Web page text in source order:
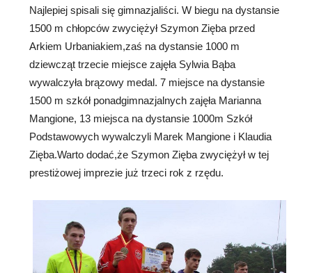
Najlepiej spisali się gimnazjaliści. W biegu na dystansie
1500 m chłopców zwyciężył Szymon Zięba przed
Arkiem Urbaniakiem,zaś na dystansie 1000 m
dziewcząt trzecie miejsce zajęła Sylwia Bąba
wywalczyła brązowy medal. 7 miejsce na dystansie
1500 m szkół ponadgimnazjalnych zajęła Marianna
Mangione, 13 miejsca na dystansie 1000m Szkół
Podstawowych wywalczyli Marek Mangione i Klaudia
Zięba.Warto dodać,że Szymon Zięba zwyciężył w tej
prestiżowej imprezie już trzeci rok z rzędu.